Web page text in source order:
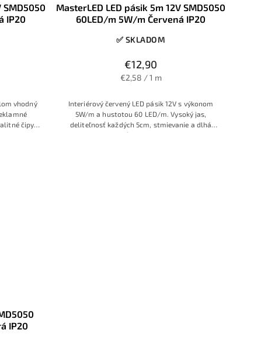
SMD5050
IP20
vhodný
čipy
MasterLED LED pásik 5m 12V SMD5050
60LED/m 5W/m Červená IP20
✅ SKLADOM
€12,90
€2,58 / 1 m
Interiérový červený LED pásik 12V s výkonom
5W/m a hustotou 60 LED/m. Vysoký jas,
deliteľnosť každých 5cm, stmievanie a dlhá
životnosť až 20 000 hodín.
IP20